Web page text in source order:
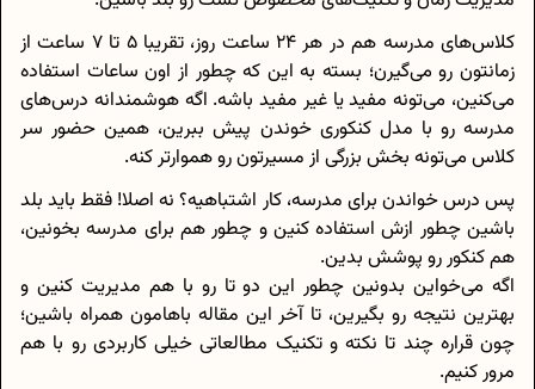
کلاس‌های مدرسه هم در هر 24 ساعت روز، تقریبا 5 تا 7 ساعت از
زمانتون رو می‌گیرن؛ بسته به این‌ که چطور از اون ساعات استفاده
می‌کنین، می‌تونه مفید یا غیر مفید باشه. اگه هوشمندانه درس‌های
مدرسه رو با مدل کنکوری خوندن پیش ببرین، همین حضور سر
کلاس می‌تونه بخش بزرگی از مسیرتون رو هموارتر کنه.
پس درس خواندن برای مدرسه، کار اشتباهیه؟ نه اصلا! فقط باید بلد
باشین چطور ازش استفاده کنین و چطور هم برای مدرسه بخونین،
هم کنکور رو پوشش بدین.
اگه می‌خواین بدونین چطور این دو تا رو با هم مدیریت کنین و
بهترین نتیجه رو بگیرین، تا آخر این مقاله باهامون همراه باشین؛
چون قراره چند تا نکته و تکنیک مطالعاتی خیلی کاربردی رو با هم
مرور کنیم.